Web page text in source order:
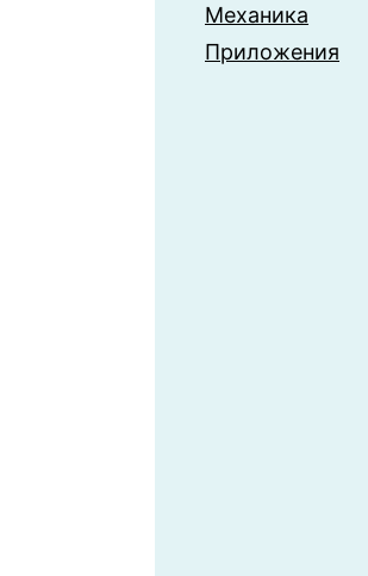
Механика
Приложения